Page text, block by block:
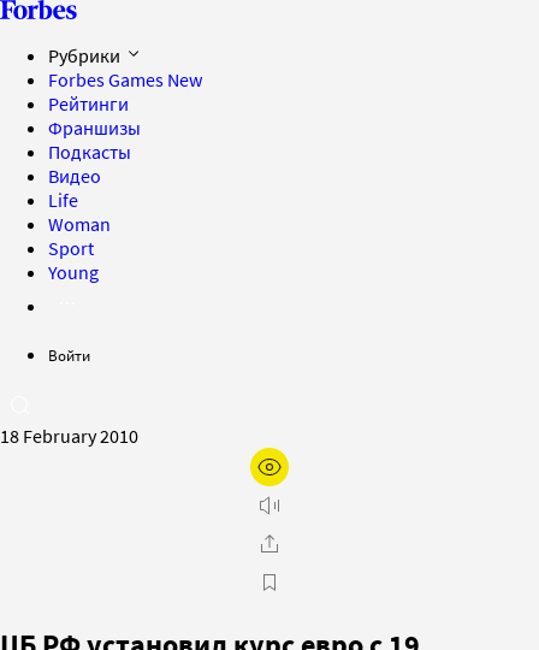
Рубрики
Forbes Games New
Рейтинги
Франшизы
Подкасты
Видео
Life
Woman
Sport
Young
Войти
18 February 2010